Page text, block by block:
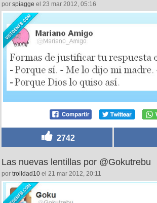
por spiagge el 23 mar 2012, 05:16
2742
Las nuevas lentillas por @Gokutrebu
por trolldad10 el 21 mar 2012, 20:11